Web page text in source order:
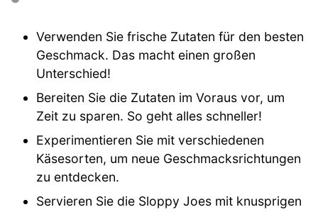
Verwenden Sie frische Zutaten für den besten
Geschmack. Das macht einen großen
Unterschied!
Bereiten Sie die Zutaten im Voraus vor, um
Zeit zu sparen. So geht alles schneller!
Experimentieren Sie mit verschiedenen
Käsesorten, um neue Geschmacksrichtungen
zu entdecken.
Servieren Sie die Sloppy Joes mit knusprigen